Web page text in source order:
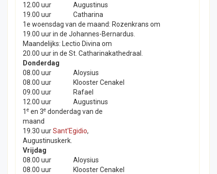
12.00 uur
Augustinus
19.00 uur
Catharina
1e woensdag van de maand: Rozenkrans om
19.00 uur in de Johannes-Bernardus.
Maandelijks: Lectio Divina om
20.00 uur in de St. Catharinakathedraal.
Donderdag
08.00 uur
Aloysius
08.00 uur
Klooster Cenakel
09.00 uur
Rafael
12.00 uur
Augustinus
1 e en 3e donderdag van de
maand
19.30 uurSant'Egidio,
Augustinuskerk.
Vrijdag
08.00 uur
Aloysius
08.00 uur
Klooster Cenakel